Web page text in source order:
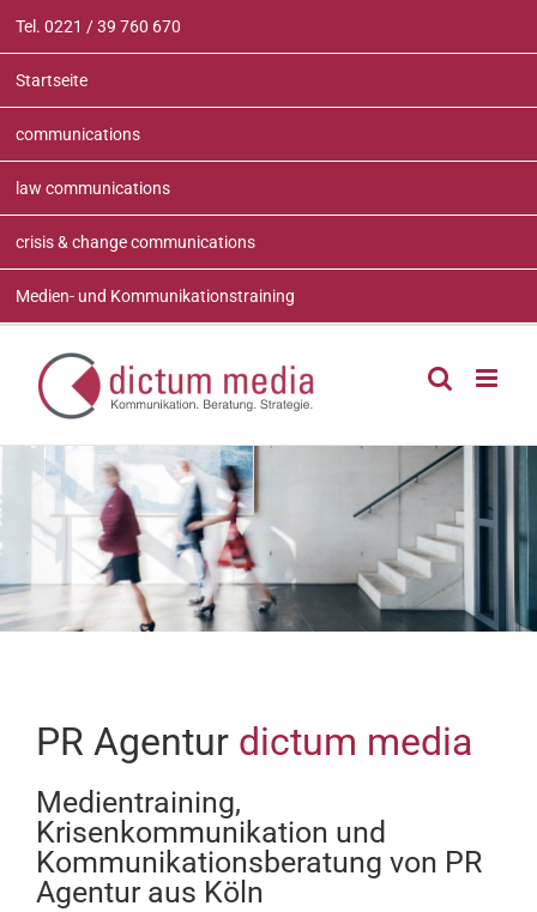
Inhalt
springen
Tel. 0221 / 39 760 670
Startseite
communications
law communications
crisis & change communications
Medien- und Kommunikationstraining
PR Agentur dictum media
Medientraining,
Krisenkommunikation und
Kommunikationsberatung von PR
Agentur aus Köln